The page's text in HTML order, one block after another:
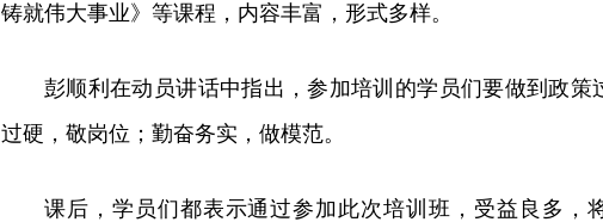
铸就伟大事业》等课程，内容丰富，形式多样。
彭顺利在动员讲话中指出，参加培训的学员们要做到政策
过硬，敬岗位；勤奋务实，做模范。
课后，学员们都表示通过参加此次培训班，受益良多，